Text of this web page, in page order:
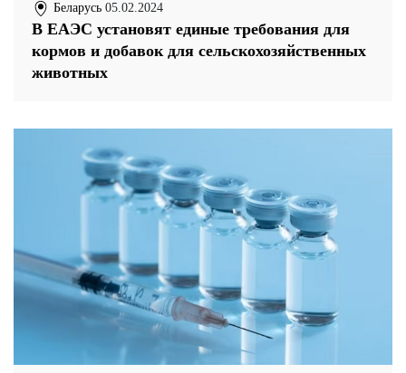
Беларусь 05.02.2024
В ЕАЭС установят единые требования для
кормов и добавок для сельскохозяйственных
животных